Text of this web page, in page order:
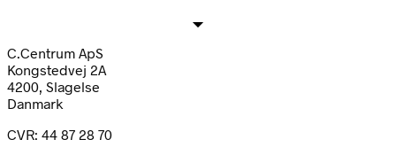
C.Centrum ApS
Kongstedvej 2A
4200, Slagelse
Danmark
CVR: 44 87 28 70